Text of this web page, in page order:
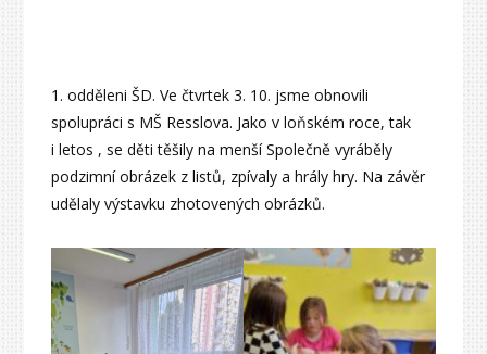
1. odděleni ŠD. Ve čtvrtek 3. 10. jsme obnovili
spolupráci s MŠ Resslova. Jako v loňském roce, tak
i letos , se děti těšily na menší Společně vyráběly
podzimní obrázek z listů, zpívaly a hrály hry. Na závěr
udělaly výstavku zhotovených obrázků.